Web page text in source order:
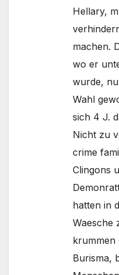
Hellary,
machen.
wo er
wurde,
Wahl
sich 4 J.
Nicht zu
crime
Clingons
hatten in
Waesche
krummen
Burisma,